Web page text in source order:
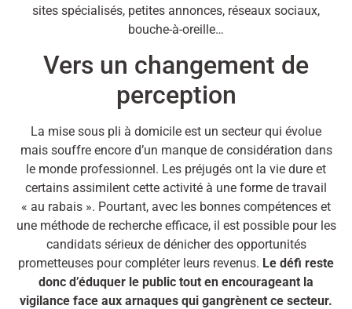
sites spécialisés, petites annonces, réseaux sociaux,
bouche-à-oreille…
Vers un changement de
perception
La mise sous pli à domicile est un secteur qui évolue
mais souffre encore d’un manque de considération dans
le monde professionnel. Les préjugés ont la vie dure et
certains assimilent cette activité à une forme de travail
« au rabais ». Pourtant, avec les bonnes compétences et
une méthode de recherche efficace, il est possible pour les
candidats sérieux de dénicher des opportunités
prometteuses pour compléter leurs revenus. Le défi reste
donc d’éduquer le public tout en encourageant la
vigilance face aux arnaques qui gangrènent ce secteur.